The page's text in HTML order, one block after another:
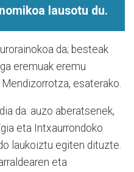
lausotu du.
da; besteak
eremuak eremu
esaterako.
da: auzo aberatsenek,
eta Intxaurrondoko
laukoiztu egiten dituzte.
eta